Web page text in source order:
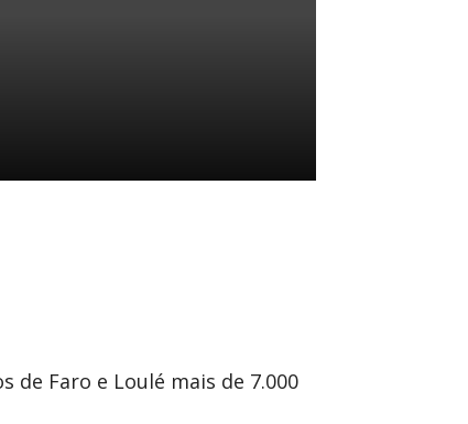
de Faro e Loulé mais de 7.000